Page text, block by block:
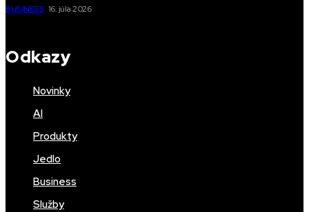
BUSINESS 16. júla 2026
Odkazy
Novinky
AI
Produkty
Jedlo
Business
Služby